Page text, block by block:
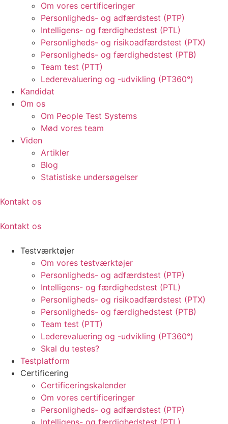
Om vores certificeringer
Personligheds- og adfærdstest (PTP)
Intelligens- og færdighedstest (PTL)
Personligheds- og risikoadfærdstest (PTX)
Personligheds- og færdighedstest (PTB)
Team test (PTT)
Lederevaluering og -udvikling (PT360°)
Kandidat
Om os
Om People Test Systems
Mød vores team
Viden
Artikler
Blog
Statistiske undersøgelser
Kontakt os
Kontakt os
Testværktøjer
Om vores testværktøjer
Personligheds- og adfærdstest (PTP)
Intelligens- og færdighedstest (PTL)
Personligheds- og risikoadfærdstest (PTX)
Personligheds- og færdighedstest (PTB)
Team test (PTT)
Lederevaluering og -udvikling (PT360°)
Skal du testes?
Testplatform
Certificering
Certificeringskalender
Om vores certificeringer
Personligheds- og adfærdstest (PTP)
Intelligens- og færdighedstest (PTL)